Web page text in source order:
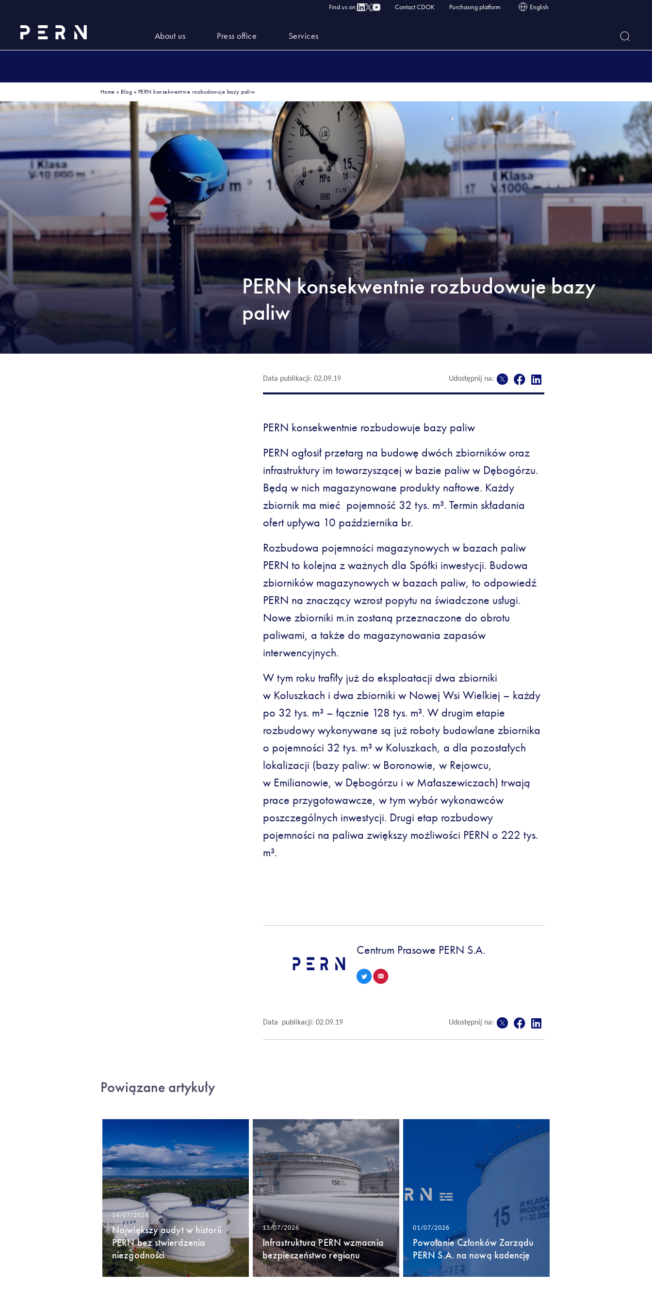
Find us on: Contact CDOK Purchasing platform English
About us Press office Services
Home » Blog » PERN konsekwentnie rozbudowuje bazy paliw
PERN konsekwentnie rozbudowuje bazy
paliw
Data publikacji: 02.09.19 Udostępnij na:
PERN konsekwentnie rozbudowuje bazy paliw
PERN ogłosił przetarg na budowę dwóch zbiorników oraz
infrastruktury im towarzyszącej w bazie paliw w Dębogórzu.
Będą w nich magazynowane produkty naftowe. Każdy
zbiornik ma mieć pojemność 32 tys. m³. Termin składania
ofert upływa 10 października br.
Rozbudowa pojemności magazynowych w bazach paliw
PERN to kolejna z ważnych dla Spółki inwestycji. Budowa
zbiorników magazynowych w bazach paliw, to odpowiedź
PERN na znaczący wzrost popytu na świadczone usługi.
Nowe zbiorniki m.in zostaną przeznaczone do obrotu
paliwami, a także do magazynowania zapasów
interwencyjnych.
W tym roku trafiły już do eksploatacji dwa zbiorniki
w Koluszkach i dwa zbiorniki w Nowej Wsi Wielkiej – każdy
po 32 tys. m³ – łącznie 128 tys. m³. W drugim etapie
rozbudowy wykonywane są już roboty budowlane zbiornika
o pojemności 32 tys. m³ w Koluszkach, a dla pozostałych
lokalizacji (bazy paliw: w Boronowie, w Rejowcu,
w Emilianowie, w Dębogórzu i w Małaszewiczach) trwają
prace przygotowawcze, w tym wybór wykonawców
poszczególnych inwestycji. Drugi etap rozbudowy
pojemności na paliwa zwiększy możliwości PERN o 222 tys.
m³.
Centrum Prasowe PERN S.A.
Data publikacji: 02.09.19 Udostępnij na:
Powiązane artykuły
14/07/2026
Największy audyt w historii
PERN bez stwierdzenia
niezgodności
13/07/2026
Infrastruktura PERN wzmacnia
bezpieczeństwo regionu
01/07/2026
Powołanie Członków Zarządu
PERN S.A. na nową kadencję